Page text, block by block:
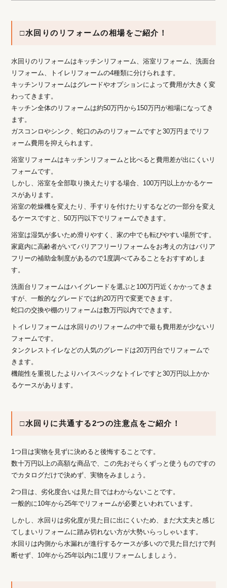
□水回りのリフォームの相場をご紹介！
水回りのリフォームはキッチンリフォーム、浴室リフォーム、洗面台
リフォーム、トイレリフォームの4種類に分けられます。
キッチンリフォームはグレードやオプションによって費用が大きく変
わってきます。
キッチン全体のリフォームは約50万円から150万円が相場になってき
ます。
ガスコンロやシンク、蛇口のみのリフォームですと30万円までリフ
ォーム費用を抑えられます。
浴室リフォームはキッチンリフォームと比べると費用差が出にくいリ
フォームです。
しかし、浴室を全部取り換えたりする場合、100万円以上かかるケー
スがあります。
浴室の乾燥機を変えたり、手すりを付けたりするなどの一部分を変え
るケースですと、50万円以下でリフォームできます。
浴室は湿気が多いため滑りやすく、家の中でも転びやすい場所です。
家庭内に高齢者がいてバリアフリーリフォームをお考えの方はバリア
フリーの補助金制度があるので1度調べてみることをおすすめしま
す。
洗面台リフォームはハイグレードを選ぶと100万円近くかかってきま
すが、一般的なグレードでは約20万円で変更できます。
蛇口の交換や棚のリフォームは数万円以内でできます。
トイレリフォームは水回りのリフォームの中で最も費用差が少ないリ
フォームです。
タンクレストイレなどの人気のグレードは20万円台でリフォームで
きます。
機能性を重視したよりハイスペックなトイレですと30万円以上かか
るケースがあります。
□水回りに共通する2つの注意点をご紹介！
1つ目は実物を見ずに決めると後悔することです。
数十万円以上の高額な商品で、この先おそらくずっと使うものですの
でカタログだけで決めず、実物をみましょう。
2つ目は、劣化度合いは見た目ではわからないことです。
一般的に10年から25年でリフォームが必要といわれています。
しかし、水回りは劣化度が見た目に出にくいため、まだ大丈夫と感じ
てしまいリフォームに踏み切れない方が大勢いらっしゃいます。
水回りは内側から水漏れが進行するケースが多いので見た目だけで判
断せず、10年から25年以内に1度リフォームしましょう。